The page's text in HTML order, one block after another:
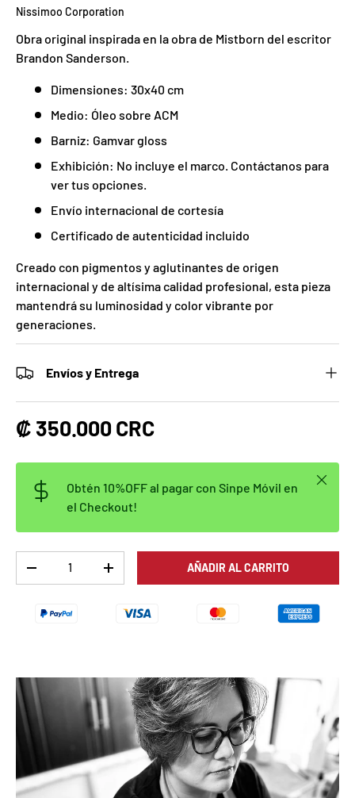
Nissimoo Corporation
Obra original inspirada en la obra de Mistborn del escritor
Brandon Sanderson.
Dimensiones: 30x40 cm
Medio: Óleo sobre ACM
Barniz: Gamvar gloss
Exhibición: No incluye el marco. Contáctanos para
ver tus opciones.
Envío internacional de cortesía
Certificado de autenticidad incluido
Creado con pigmentos y aglutinantes de origen
internacional y de altísima calidad profesional, esta pieza
mantendrá su luminosidad y color vibrante por
generaciones.
Envíos y Entrega
Precio normal
₡ 350.000 CRC
Obtén 10%OFF al pagar con Sinpe Móvil en
el Checkout!
Cerrar
DISMINUIR CANTIDADAUMENTAR LA CANTIDADAÑADIR AL CARRITO